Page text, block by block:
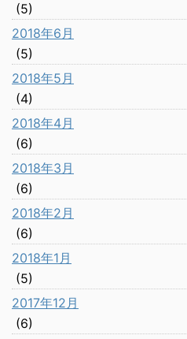
(5)
2018年6月
(5)
2018年5月
(4)
2018年4月
(6)
2018年3月
(6)
2018年2月
(6)
2018年1月
(5)
2017年12月
(6)